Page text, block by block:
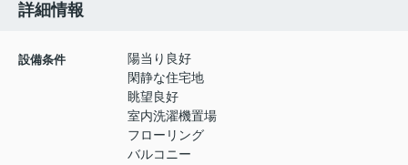
詳細情報
設備条件
陽当り良好
閑静な住宅地
眺望良好
室内洗濯機置場
フローリング
バルコニー